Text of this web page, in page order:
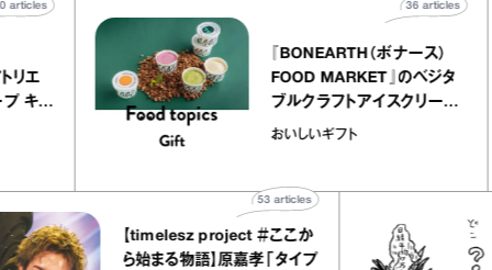
ー アトリエ
クレープ キャ
40
『BONEARTH（ボナース
FOOD MARKET』のベ
ブルクラフトアイスクリ
｜真野知子の「おいしい
おいしいギフト
36
【timelesz project ＃ここか
ら始まる物語】原嘉孝「タイプ
articles